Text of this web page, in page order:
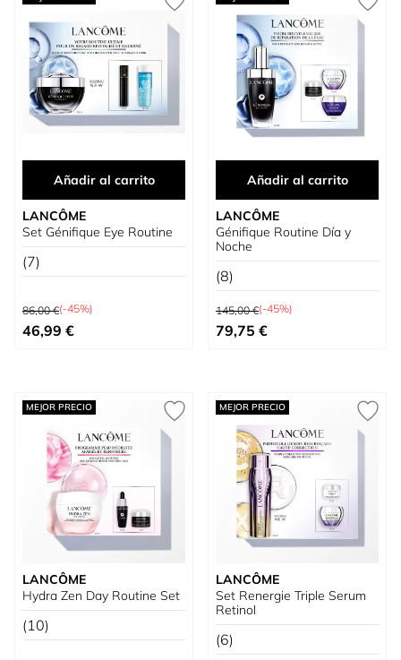
Añadir al carrito
LANCÔME
Set Génifique Eye Routine
(7)
Precio habitual
86,00 €(-45%)
Precio especial
46,99 €
Añadir al carrito
LANCÔME
Génifique Routine Día y
Noche
(8)
Precio habitual
145,00 €(-45%)
Precio especial
79,75 €
MEJOR PRECIO
LANCÔME
Hydra Zen Day Routine Set
(10)
MEJOR PRECIO
LANCÔME
Set Renergie Triple Serum
Retinol
(6)